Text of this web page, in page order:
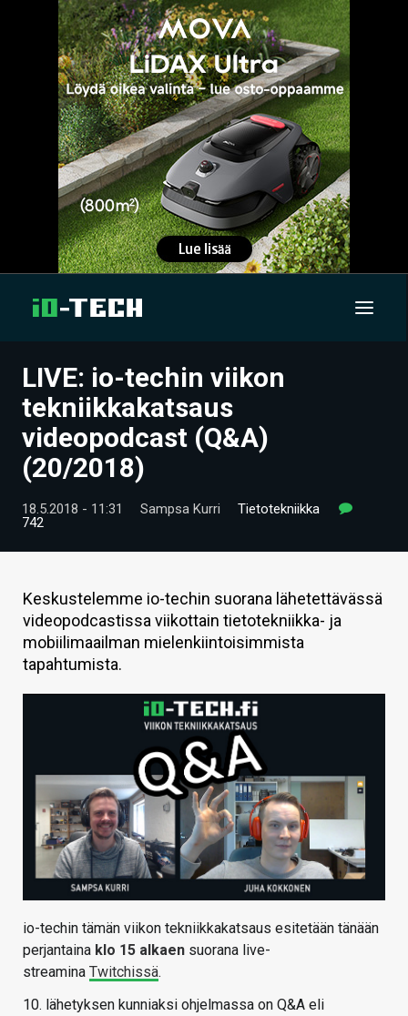
UUTISET
ARTIKKELIT
VIDEOT
TECHBBS
KAUPPA
VAIHDA TEEMA
LIVE: io-techin viikon
tekniikkakatsaus
videopodcast (Q&A)
(20/2018)
18.5.2018 - 11:31 Sampsa Kurri
Tietotekniikka
742
Keskustelemme io-techin suorana lähetettävässä
videopodcastissa viikottain tietotekniikka- ja
mobiilimaailman mielenkiintoisimmista
tapahtumista.
io-techin tämän viikon tekniikkakatsaus esitetään tänään
perjantaina klo 15 alkaen suorana live-
streamina Twitchissä.
10. lähetyksen kunniaksi ohjelmassa on Q&A eli